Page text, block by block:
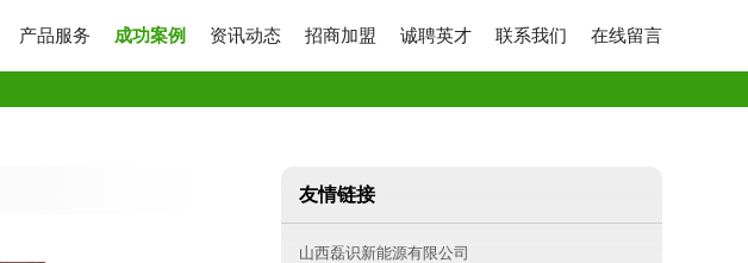
产品服务 成功案例 资讯动态 招商加盟 诚聘英才 联系我们 在线留言
友情链接
山西磊识新能源有限公司